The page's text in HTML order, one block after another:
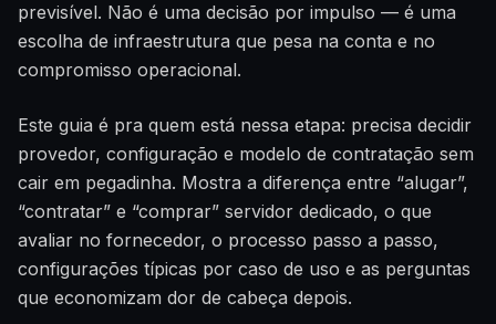
previsível. Não é uma decisão por impulso — é uma
escolha de infraestrutura que pesa na conta e no
compromisso operacional.
Este guia é pra quem está nessa etapa: precisa decidir
provedor, configuração e modelo de contratação sem
cair em pegadinha. Mostra a diferença entre “alugar”,
“contratar” e “comprar” servidor dedicado, o que
avaliar no fornecedor, o processo passo a passo,
configurações típicas por caso de uso e as perguntas
que economizam dor de cabeça depois.